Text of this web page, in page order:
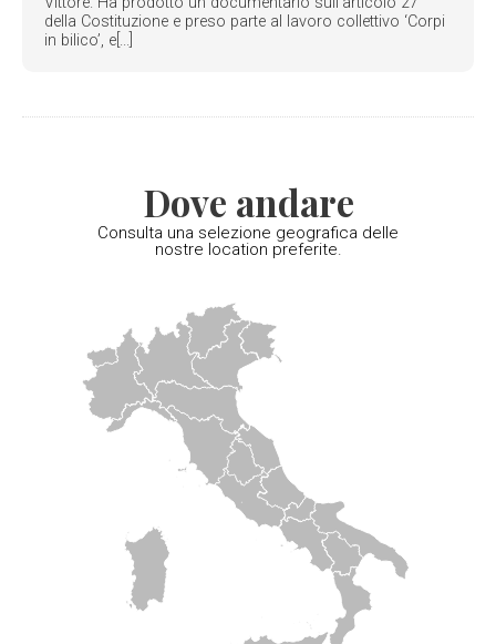
della Costituzione e preso parte al lavoro collettivo ‘Corpi
in bilico’, e[...]
Dove andare
Consulta una selezione geografica delle
nostre location preferite.